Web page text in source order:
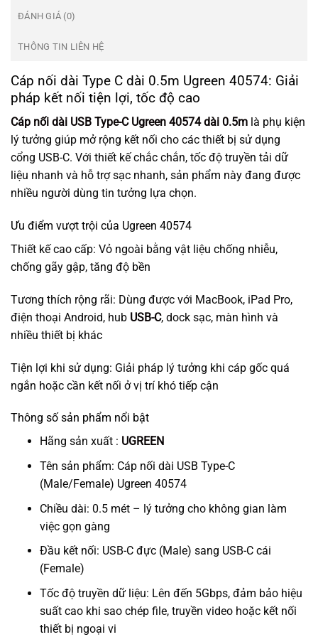
ĐÁNH GIÁ (0)
THÔNG TIN LIÊN HỆ
Cáp nối dài Type C dài 0.5m Ugreen 40574: Giải
pháp kết nối tiện lợi, tốc độ cao
Cáp nối dài USB Type-C Ugreen 40574 dài 0.5m là phụ kiện
lý tưởng giúp mở rộng kết nối cho các thiết bị sử dụng
cổng USB-C. Với thiết kế chắc chắn, tốc độ truyền tải dữ
liệu nhanh và hỗ trợ sạc nhanh, sản phẩm này đang được
nhiều người dùng tin tưởng lựa chọn.
Ưu điểm vượt trội của Ugreen 40574
Thiết kế cao cấp: Vỏ ngoài bằng vật liệu chống nhiễu,
chống gãy gập, tăng độ bền
Tương thích rộng rãi: Dùng được với MacBook, iPad Pro,
điện thoại Android, hub USB-C, dock sạc, màn hình và
nhiều thiết bị khác
Tiện lợi khi sử dụng: Giải pháp lý tưởng khi cáp gốc quá
ngắn hoặc cần kết nối ở vị trí khó tiếp cận
Thông số sản phẩm nổi bật
Hãng sản xuất : UGREEN
Tên sản phẩm: Cáp nối dài USB Type-C
(Male/Female) Ugreen 40574
Chiều dài: 0.5 mét – lý tưởng cho không gian làm
việc gọn gàng
Đầu kết nối: USB-C đực (Male) sang USB-C cái
(Female)
Tốc độ truyền dữ liệu: Lên đến 5Gbps, đảm bảo hiệu
suất cao khi sao chép file, truyền video hoặc kết nối
thiết bị ngoại vi